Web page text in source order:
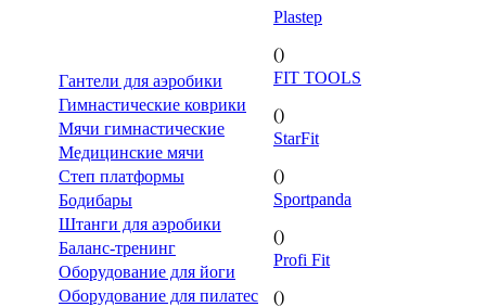
Гантели для аэробики
Гимнастические коврики
Мячи гимнастические
Медицинские мячи
Степ платформы
Бодибары
Штанги для аэробики
Баланс-тренинг
Оборудование для йоги
Оборудование для пилатес
Plastep
()
FIT TOOLS
()
StarFit
()
Sportpanda
()
Profi Fit
()